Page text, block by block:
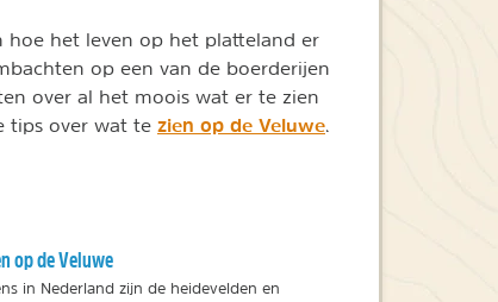
hoe het leven op het platteland er
op een van de boerderijen
over al het moois wat er te zien
tips over wat te zien op de Veluwe.
op de Veluwe
in Nederland zijn de heidevelden en